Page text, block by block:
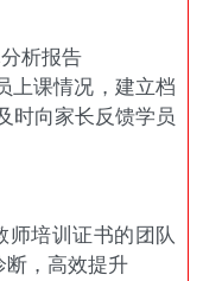
析报告
上课情况，建立档
时向家长反馈学员
师培训证书的团队
断，高效提升